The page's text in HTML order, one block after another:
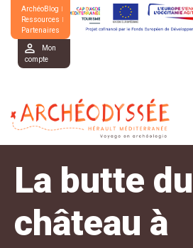
ArchéoBlog
Ressources
Partenaires
Mon
compte
La butte du
château à